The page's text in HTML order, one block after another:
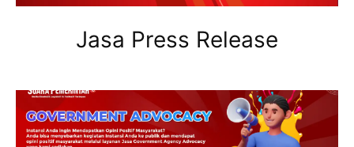
Jasa Press Release